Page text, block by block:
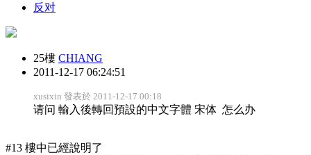
反对
25樓 CHIANG
2011-12-17 06:24:51
xusixin 發表於 2011-12-17 00:18
请问 輸入後轉回預設的中文字體 宋体 怎么办
#13 樓中已經說明了